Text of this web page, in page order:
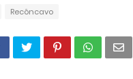
Recôncavo